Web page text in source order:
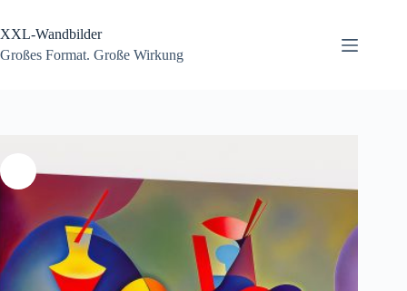
springen
XXL-Wandbilder
Großes Format. Große Wirkung